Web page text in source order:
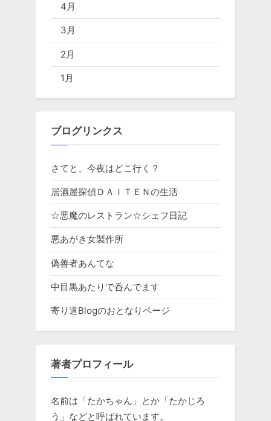
4月
3月
2月
1月
ブログリンクス
さてと、今夜はどこ行く？
居酒屋探偵ＤＡＩＴＥＮの生活
☆悪魔のレストラン☆シェフ日記
悪あがき女製作所
偽善者あんてな
中目黒あたりで呑んでます
寄り道Blogのおとなりページ
著者プロフィール
名前は「たかちゃん」とか「たかじろ
う」などと呼ばれています。